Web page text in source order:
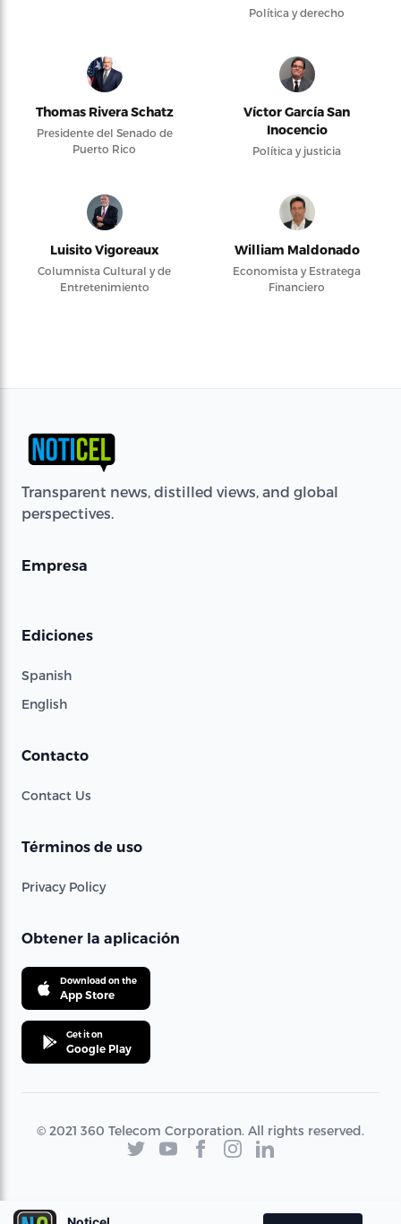
Política y derecho
Thomas Rivera Schatz
Presidente del Senado de
Puerto Rico
Víctor García San
Inocencio
Política y justicia
Luisito Vigoreaux
Columnista Cultural y de
Entretenimiento
William Maldonado
Economista y Estratega
Financiero
Transparent news, distilled views, and global
perspectives.
Empresa
Ediciones
Spanish
English
Contacto
Contact Us
Términos de uso
Privacy Policy
Obtener la aplicación
Download on the
App Store
Get it on
Google Play
© 2021 360 Telecom Corporation. All rights reserved.